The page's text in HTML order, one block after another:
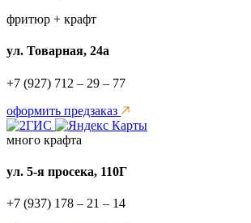
фритюр + крафт
ул. Товарная, 24а
+7 (927) 712 – 29 – 77
оформить предзаказ
много крафта
ул. 5-я просека, 110Г
+7 (937) 178 – 21 – 14